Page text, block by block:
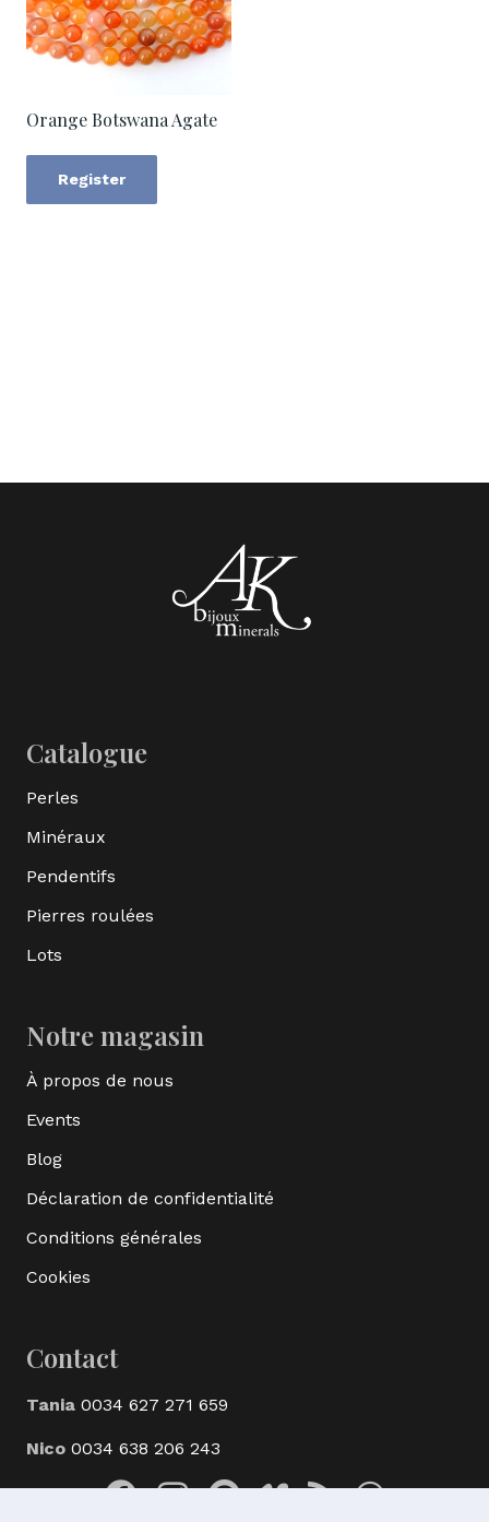
Orange Botswana Agate
Register
Catalogue
Perles
Minéraux
Pendentifs
Pierres roulées
Lots
Notre magasin
À propos de nous
Events
Blog
Déclaration de confidentialité
Conditions générales
Cookies
Contact
Tania 0034 627 271 659
Nico 0034 638 206 243